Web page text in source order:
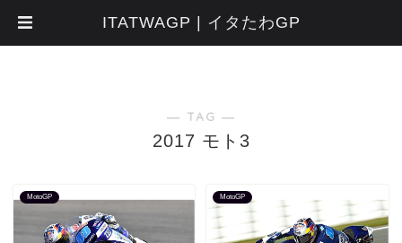
― TAG ―
2017 モト3
MotoGP MotoGP
ITATWAGP | イタたわGP